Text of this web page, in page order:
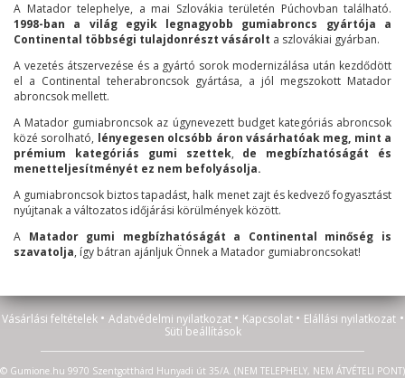
A Matador telephelye, a mai Szlovákia területén Púchovban található.
1998-ban a világ egyik legnagyobb gumiabroncs gyártója a
Continental többségi tulajdonrészt vásárolt a szlovákiai gyárban.
A vezetés átszervezése és a gyártó sorok modernizálása után kezdődött
el a Continental teherabroncsok gyártása, a jól megszokott Matador
abroncsok mellett.
A Matador gumiabroncsok az úgynevezett budget kategóriás abroncsok
közé sorolható, lényegesen olcsóbb áron vásárhatóak meg, mint a
prémium kategóriás gumi szettek, de megbízhatóságát és
menetteljesítményét ez nem befolyásolja.
A gumiabroncsok biztos tapadást, halk menet zajt és kedvező fogyasztást
nyújtanak a változatos időjárási körülmények között.
A Matador gumi megbízhatóságát a Continental minőség is
szavatolja, így bátran ajánljuk Önnek a Matador gumiabroncsokat!
Vásárlási feltételek • Adatvédelmi nyilatkozat • Kapcsolat • Elállási nyilatkozat •
Süti beállítások
© Gumione.hu 9970 Szentgotthárd Hunyadi út 35/A. (NEM TELEPHELY, NEM ÁTVÉTELI PONT)